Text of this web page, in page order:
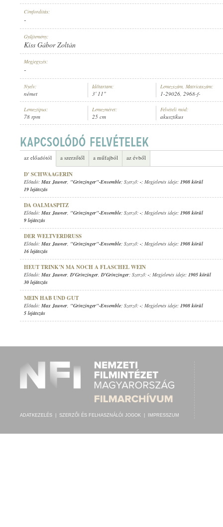
MAX JAUNER ,D'GRINZINGER
LEMEZSZÁM:
Címfordítás:
-
Gyűjtemény:
Kiss Gábor Zoltán
Megjegyzés:
-
Nyelv:
német
Időtartam:
3' 11"
Lemezszám, Matricaszám:
1-29026, 2968-f-
Lemeztípus:
78 rpm
Lemezméret:
25 cm
Felvételi mód:
akusztikus
az előadótól a szerzőtől a műfajból az évből
D' SCHWAAGERIN
Előadó: Max Jauner, "Grinzinger"-Ensemble; Szerző: -; Megjelenés ideje: 1908 körül
19 lejátszás
DA OALMASPITZ
Előadó: Max Jauner, "Grinzinger"-Ensemble; Szerző: -; Megjelenés ideje: 1908 körül
9 lejátszás
DER WELTVERDRUSS
Előadó: Max Jauner, "Grinzinger"-Ensemble; Szerző: -; Megjelenés ideje: 1908 körül
16 lejátszás
HEUT TRINK'N MA NOCH A FLASCHEL WEIN
Előadó: Max Jauner,D'Grinzinger,D'Grinzinger; Szerző: -; Megjelenés ideje: 1905 körül
30 lejátszás
MEIN HAB UND GUT
Előadó: Max Jauner, "Grinzinger"-Ensemble; Szerző: -; Megjelenés ideje: 1908 körül
5 lejátszás
ADATKEZELÉS SZERZŐI ÉS FELHASZNÁLÓI JOGOK IMPRESSZUM